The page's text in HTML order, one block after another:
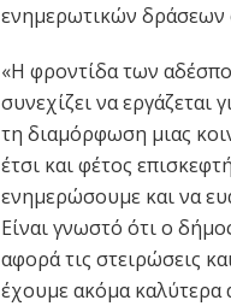
ενημερωτικών δράσεων
«Η φροντίδα των
συνεχίζει να
τη διαμόρφωση μιας
έτσι και φέτος
ενημερώσουμε και να
Είναι γνωστό ότι ο
αφορά τις στειρώσεις
έχουμε ακόμα καλύτερα